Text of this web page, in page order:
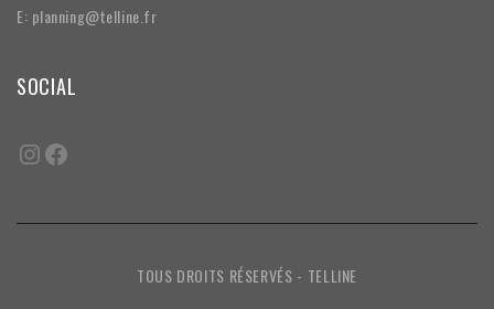
E: planning@telline.fr
SOCIAL
TOUS DROITS RÉSERVÉS - TELLINE